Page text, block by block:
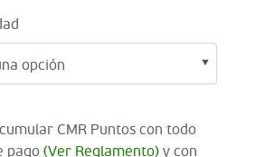
CMR Puntos con todo
pago (Ver Reglamento) y con